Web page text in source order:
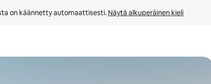
on käännetty automaattisesti. Näytä alkuperäinen kieli